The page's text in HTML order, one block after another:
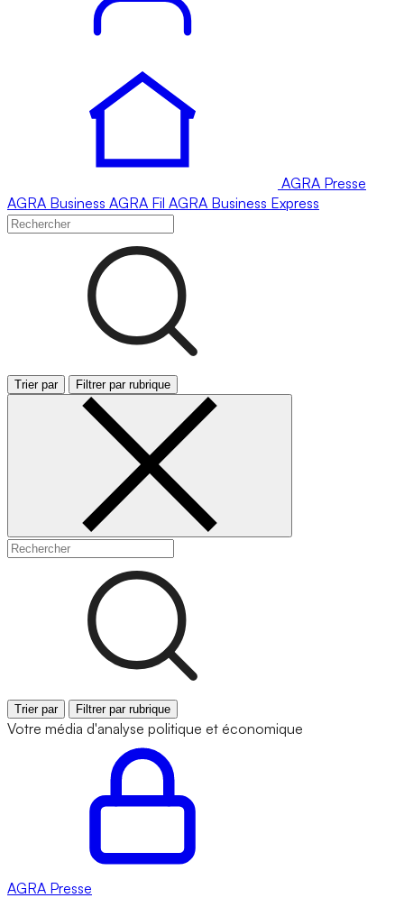
AGRA Presse
AGRA Business AGRA Fil AGRA Business Express
Trier par Filtrer par rubrique
Trier par Filtrer par rubrique
Votre média d'analyse politique et économique
AGRA Presse